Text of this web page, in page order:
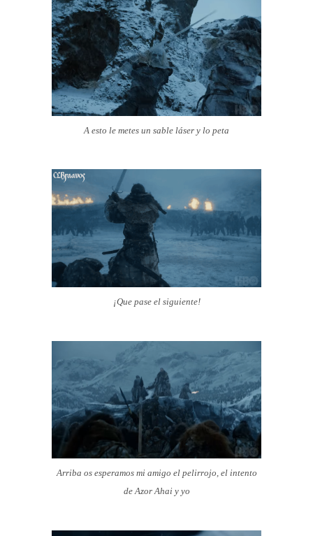
A esto le metes un sable láser y lo peta
¡Que pase el siguiente!
Arriba os esperamos mi amigo el pelirrojo, el intento
de Azor Ahai y yo